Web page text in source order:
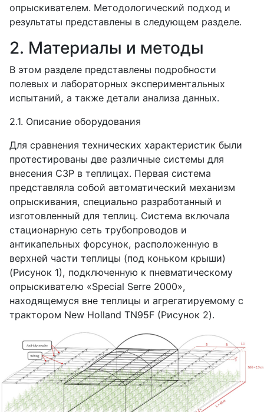
опрыскивателем. Методологический подход и
результаты представлены в следующем разделе.
2. Материалы и методы
В этом разделе представлены подробности
полевых и лабораторных экспериментальных
испытаний, а также детали анализа данных.
2.1. Описание оборудования
Для сравнения технических характеристик были
протестированы две различные системы для
внесения СЗР в теплицах. Первая система
представляла собой автоматический механизм
опрыскивания, специально разработанный и
изготовленный для теплиц. Система включала
стационарную сеть трубопроводов и
антикапельных форсунок, расположенную в
верхней части теплицы (под коньком крыши)
(Рисунок 1), подключенную к пневматическому
опрыскивателю «Special Serre 2000»,
находящемуся вне теплицы и агрегатируемому с
трактором New Holland TN95F (Рисунок 2).